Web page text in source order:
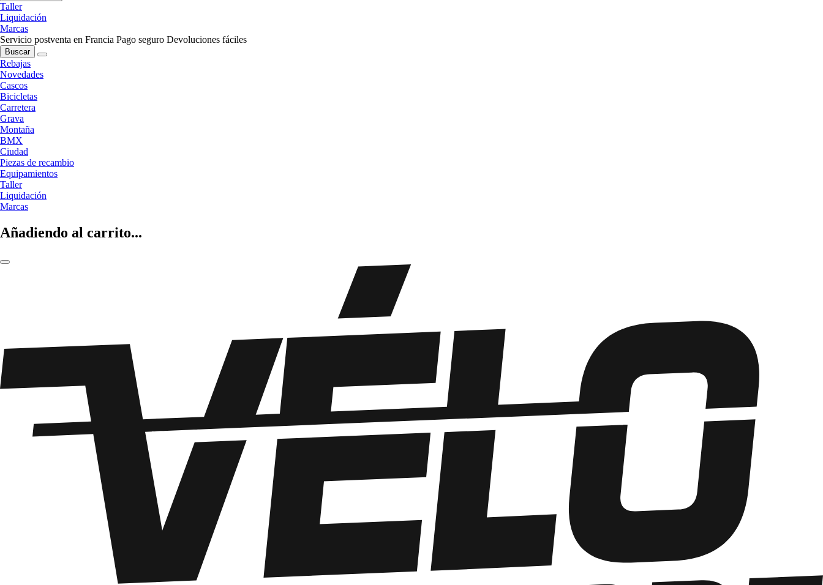
Taller
Liquidación
Marcas
Servicio postventa en Francia Pago seguro Devoluciones fáciles
Buscar
Rebajas
Novedades
Cascos
Bicicletas
Carretera
Grava
Montaña
BMX
Ciudad
Piezas de recambio
Equipamientos
Taller
Liquidación
Marcas
Añadiendo al carrito...